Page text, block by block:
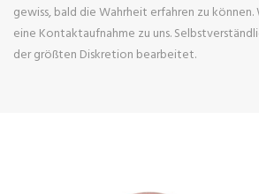
gewiss, bald die Wahrheit erfahren zu können.
eine Kontaktaufnahme zu uns.
der größten Diskretion bearbeitet.